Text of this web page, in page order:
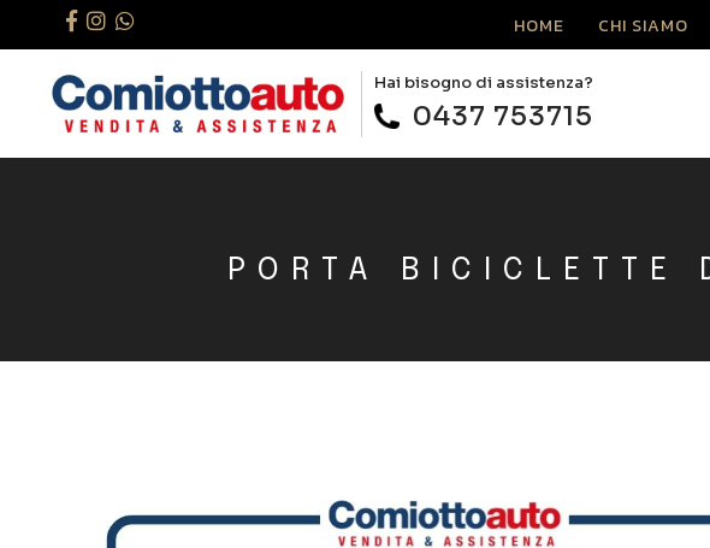
HOME CHI SIAMO
Hai bisogno di assistenza?
0437 753715
PORTA BICICLETTE